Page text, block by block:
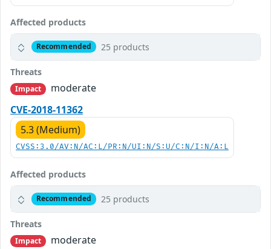
Affected products
Recommended 25 products
Threats
Impact
moderate
CVE-2018-11362
5.3 (Medium)
CVSS:3.0/AV:N/AC:L/PR:N/UI:N/S:U/C:N/I:N/A:L
Affected products
Recommended 25 products
Threats
Impact
moderate